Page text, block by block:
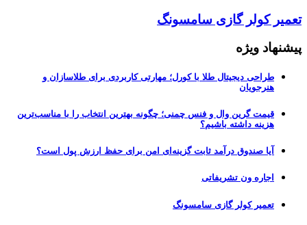
تعمیر کولر گازی سامسونگ
پیشنهاد ویژه
طراحی دیجیتال طلا با کورل؛ مهارتی کاربردی برای طلاسازان و
هنرجویان
قیمت گرین وال و فنس چمنی؛ چگونه بهترین انتخاب را با مناسب‌ترین
هزینه داشته باشیم؟
آیا صندوق درآمد ثابت گزینه‌ای امن برای حفظ ارزش پول است؟
اجاره ون تشریفاتی
تعمیر کولر گازی سامسونگ